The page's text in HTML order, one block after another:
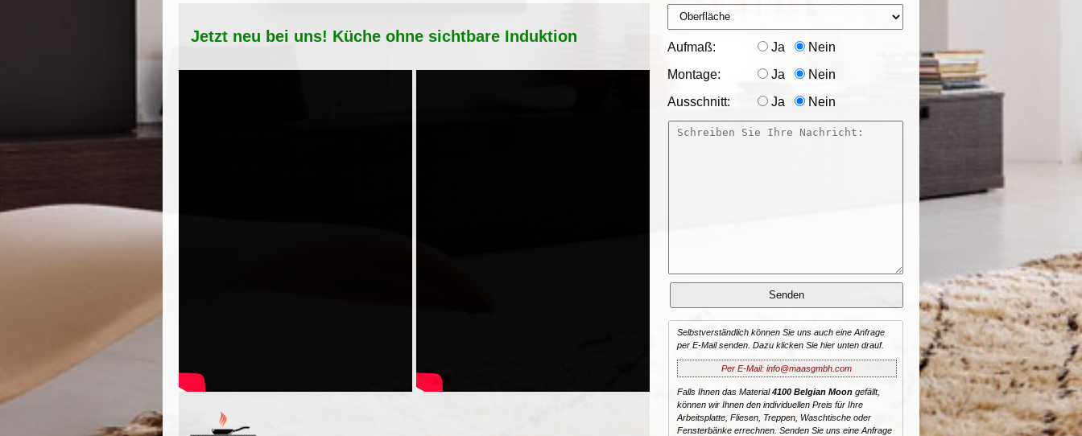
Jetzt neu bei uns! Küche ohne sichtbare Induktion
Aufmaß: Ja Nein
Montage: Ja Nein
Ausschnitt: Ja Nein
Selbstverständlich können Sie uns auch eine Anfrage
per E-Mail senden. Dazu klicken Sie hier unten drauf.
Per E-Mail: info@maasgmbh.com
Falls Ihnen das Material4100 Belgian Moongefällt,
können wir Ihnen den individuellen Preis für Ihre
Arbeitsplatte, Fliesen, Treppen, Waschtische oder
Fensterbänke errechnen. Senden Sie uns eine Anfrage